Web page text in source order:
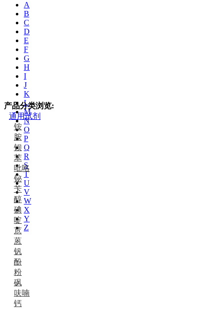
A
B
C
D
E
F
G
H
I
J
K
L
M
N
O
P
Q
R
S
T
U
V
W
X
Y
Z
产品分类浏览:
通用试剂
铵
胺
钡
苯
吡咯
铋
苄
醇
碘
啶
苊
蒽
钒
酚
粉
砜
呋喃
钙